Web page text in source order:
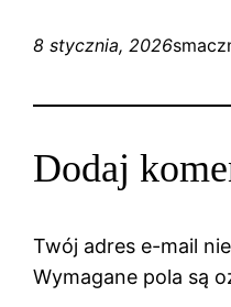
8 stycznia, 2026
Dodaj
Twój adres e-mail
Wymagane pola są